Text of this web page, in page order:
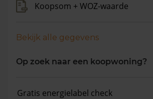
Koopsom + WOZ-waarde
Bekijk alle gegevens
Op zoek naar een koopwoning?
Gratis energielabel check